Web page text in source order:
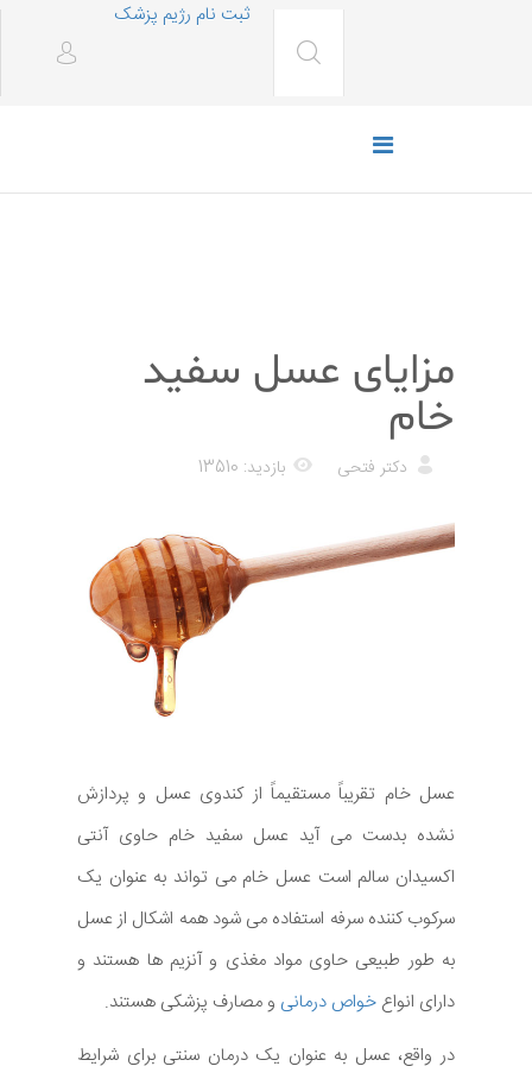
ثبت نام رژیم پزشک
مزایای عسل سفید
خام
دکتر فتحی بازدید: 13510
عسل خام تقریباً مستقیماً از کندوی عسل و پردازش
نشده بدست می آید عسل سفید خام حاوی آنتی
اکسیدان سالم است عسل خام می تواند به عنوان یک
سرکوب کننده سرفه استفاده می شود همه اشکال از عسل
به طور طبیعی حاوی مواد مغذی و آنزیم ها هستند و
دارای انواع خواص درمانی و مصارف پزشکی هستند.
در واقع، عسل به عنوان یک درمان سنتی برای شرایط